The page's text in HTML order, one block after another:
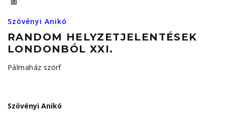
Szövényi Anikó
RANDOM HELYZETJELENTÉSEK
LONDONBÓL XXI.
Pálmaház szörf
Szövényi Anikó